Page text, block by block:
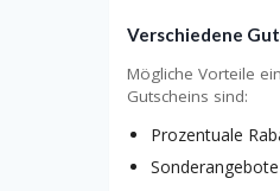
Verschiedene
Mögliche Vorteile
Gutscheins sind:
Prozentuale
Sonderangebote